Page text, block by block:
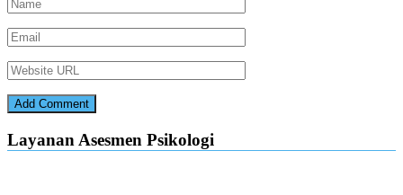
Layanan Asesmen Psikologi